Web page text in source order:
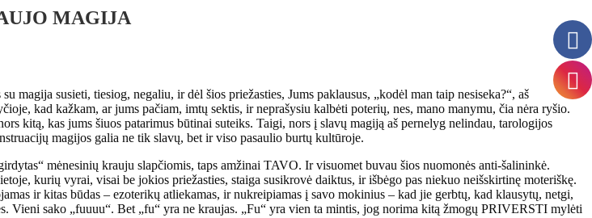
MAGIJA
susieti, tiesiog, negaliu, ir dėl šios priežasties, Jums paklausus, „kodėl man taip nesiseka?“, aš
kad kažkam, ar jums pačiam, imtų sektis, ir neprašysiu kalbėti poterių, nes, mano manymu, čia nėra ryšio.
kitą, kas jums šiuos patarimus būtinai suteiks. Taigi, nors į slavų magiją aš pernelyg nelindau, tarologijos
magijos galia ne tik slavų, bet ir viso pasaulio burtų kultūroje.
mėnesinių krauju slapčiomis, taps amžinai TAVO. Ir visuomet buvau šios nuomonės anti-šalininkė.
kurių vyrai, visai be jokios priežasties, staiga susikrovė daiktus, ir išbėgo pas niekuo neišskirtinę moteriškę.
ir kitas būdas – ezoterikų atliekamas, ir nukreipiamas į savo mokinius – kad jie gerbtų, kad klausytų, netgi,
Vieni sako „fuuuu“. Bet „fu“ yra ne kraujas. „Fu“ yra vien ta mintis, jog norima kitą žmogų PRIVERSTI mylėti